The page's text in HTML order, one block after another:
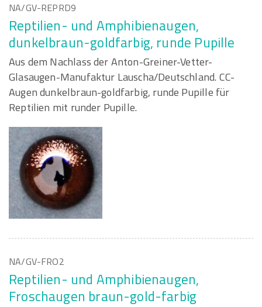
NA/GV-REPRD9
Reptilien- und Amphibienaugen,
dunkelbraun-goldfarbig, runde Pupille
Aus dem Nachlass der Anton-Greiner-Vetter-
Glasaugen-Manufaktur Lauscha/Deutschland. CC-
Augen dunkelbraun-goldfarbig, runde Pupille für
Reptilien mit runder Pupille.
NA/GV-FRO2
Reptilien- und Amphibienaugen,
Froschaugen braun-gold-farbig